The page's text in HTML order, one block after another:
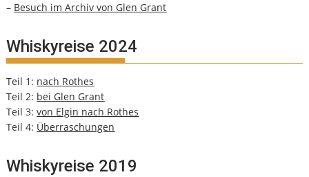
– Besuch im Archiv von Glen Grant
Whiskyreise 2024
Teil 1: nach Rothes
Teil 2: bei Glen Grant
Teil 3:von Elgin nach Rothes
Teil 4: Überraschungen
Whiskyreise 2019